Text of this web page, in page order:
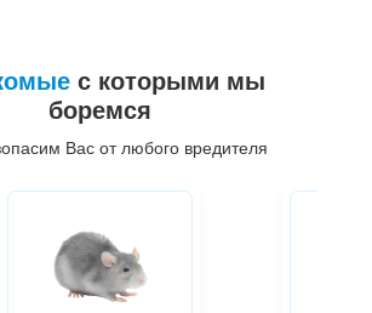
с которыми мы
боремся
Вас от любого вредителя